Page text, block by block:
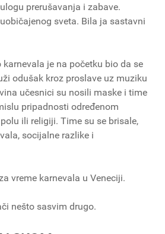
prerušavanja i zabave.
sveta. Bila ja sastavni
karnevala je na početku bio da se
odušak kroz proslave uz muziku
učesnici su nosili maske i time
pripadnosti određenom
ili religiji. Time su se brisale,
socijalne razlike i
vreme karnevala u Veneciji.
nešto sasvim drugo.